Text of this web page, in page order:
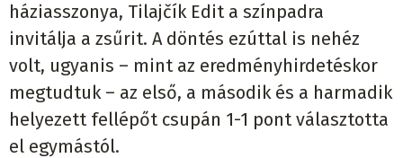
háziasszonya, Tilajčík Edit a színpadra
invitálja a zsűrit. A döntés ezúttal is nehéz
volt, ugyanis – mint az eredményhirdetéskor
megtudtuk – az első, a második és a harmadik
helyezett fellépőt csupán 1-1 pont választotta
el egymástól.